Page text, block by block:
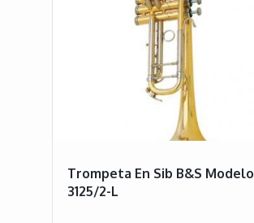
Trompeta En Sib B&S Modelo
3125/2-L